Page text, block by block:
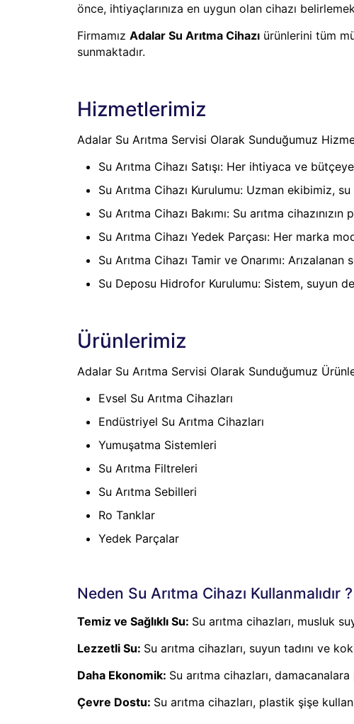
önce, ihtiyaçlarınıza en uygun olan cihazı
Firmamız Adalar Su Arıtma Cihazıürünlerini tüm
sunmaktadır.
Hizmetlerimiz
Adalar Su Arıtma Servisi Olarak Sunduğumuz
Su Arıtma Cihazı Satışı: Her ihtiyaca ve
Su Arıtma Cihazı Kurulumu: Uzman ekibimiz,
Su Arıtma Cihazı Bakımı: Su arıtma
Su Arıtma Cihazı Yedek Parçası: Her marka
Su Arıtma Cihazı Tamir ve Onarımı: Arızalanan
Su Deposu Hidrofor Kurulumu: Sistem, suyun
Ürünlerimiz
Adalar Su Arıtma Servisi Olarak Sunduğumuz
Evsel Su Arıtma Cihazları
Endüstriyel Su Arıtma Cihazları
Yumuşatma Sistemleri
Su Arıtma Filtreleri
Su Arıtma Sebilleri
Ro Tanklar
Yedek Parçalar
Neden Su Arıtma Cihazı Kullanmalıdır ?
Temiz ve Sağlıklı Su: Su arıtma cihazları, musluk
Lezzetli Su: Su arıtma cihazları, suyun tadını ve
Daha Ekonomik: Su arıtma cihazları,
Çevre Dostu: Su arıtma cihazları, plastik şişe